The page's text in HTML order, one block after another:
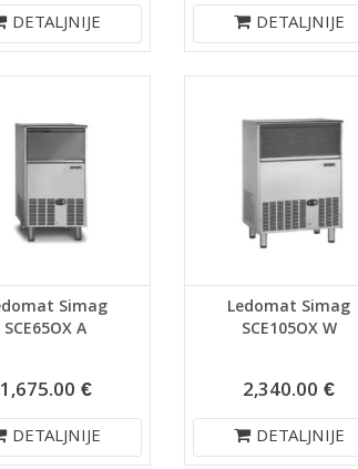
DETALJNIJE DETALJNIJE
Simag
SCE65OX A
1,675.00 €
DETALJNIJE
Ledomat Simag
SCE105OX W
2,340.00 €
DETALJNIJE